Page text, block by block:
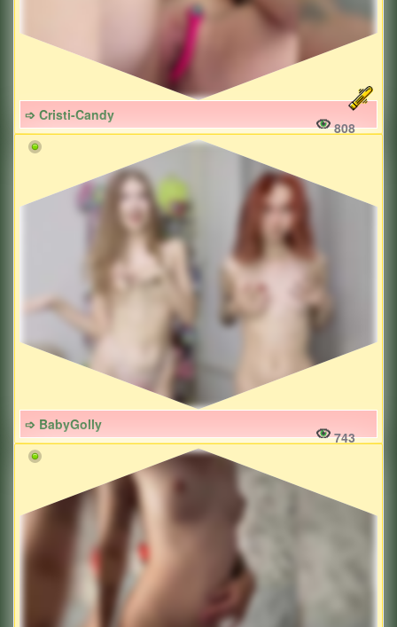
➩ Cristi-Candy
808
➩ BabyGolly
743